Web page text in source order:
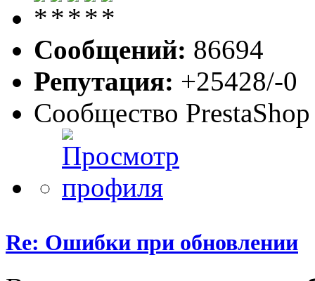
Сообщений: 86694
Репутация: +25428/-0
Сообщество PrestaShop
Re: Ошибки при обновлении